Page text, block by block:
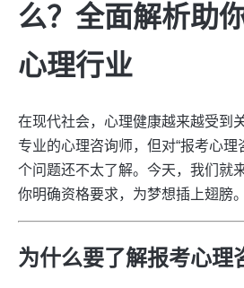
么？全面解析助
心理行业
在现代社会，心理健康越来越受到
专业的心理咨询师，但对“报考心理
个问题还不太了解。今天，我们就
你明确资格要求，为梦想插上翅膀。
为什么要了解报考心理